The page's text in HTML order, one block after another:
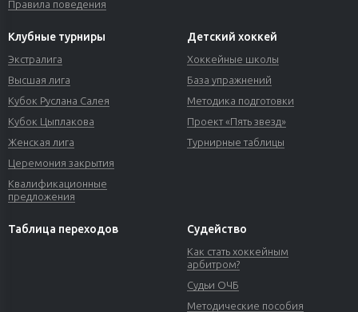
Правила поведения
Клубные турниры
Экстралига
Высшая лига
Кубок Руслана Салея
Кубок Цыплакова
Женская лига
Церемония закрытия
Квалификационные
предложения
Детский хоккей
Хоккейные школы
База упражнений
Методика подготовки
Проект «Пять звезд»
Турнирные таблицы
Таблица переходов Судейство
Как стать хоккейным
арбитром?
Судьи ОЧБ
Методические пособия